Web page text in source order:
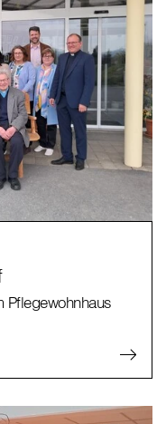
Pflegewohnhaus